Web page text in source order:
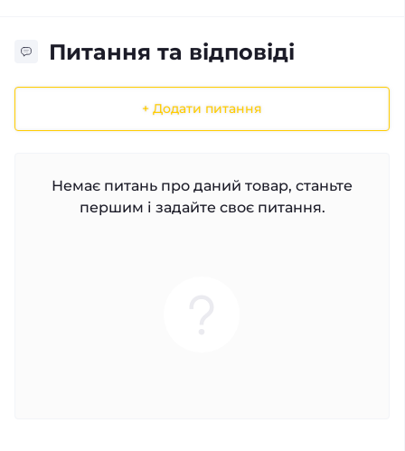
Питання та відповіді
+ Додати питання
Немає питань про даний товар, станьте
першим і задайте своє питання.